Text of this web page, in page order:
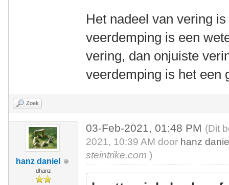
Het nadeel van vering
veerdemping is een
vering, dan onjuiste
veerdemping is het een
Zoek
hanz daniel
dhanz
03-Feb-2021, 01:48 PM (Dit
2021, 10:39 AM door hanz
steintrike.com )